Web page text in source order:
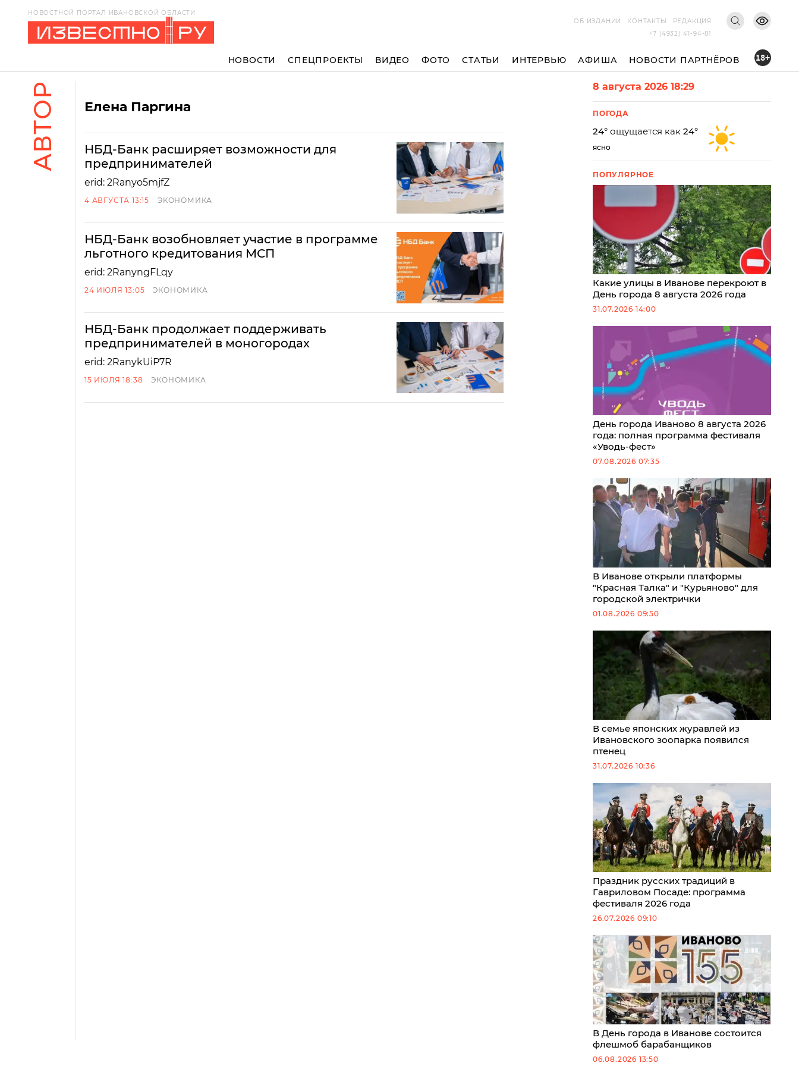
НОВОСТНОЙ ПОРТАЛ ИВАНОВСКОЙ ОБЛАСТИ
ОБ ИЗДАНИИ
КОНТАКТЫ
РЕДАКЦИЯ
+7 (4932) 41-94-81
НОВОСТИ СПЕЦПРОЕКТЫ ВИДЕО ФОТО СТАТЬИ ИНТЕРВЬЮ АФИША НОВОСТИ ПАРТНЁРОВ 18+
АВТОР Елена Паргина
НБД-Банк расширяет возможности для
предпринимателей
erid: 2Ranyo5mjfZ
4 АВГУСТА 13:15 ЭКОНОМИКА
НБД-Банк возобновляет участие в программе
льготного кредитования МСП
erid: 2RanyngFLqy
24 ИЮЛЯ 13:05 ЭКОНОМИКА
НБД-Банк продолжает поддерживать
предпринимателей в моногородах
erid: 2RanykUiP7R
15 ИЮЛЯ 18:38 ЭКОНОМИКА
8 августа 2026 18:29
ПОГОДА
24° ощущается как 24°
ясно
ПОПУЛЯРНОЕ
Какие улицы в Иванове перекроют в
День города 8 августа 2026 года
31.07.2026 14:00
День города Иваново 8 августа 2026
года: полная программа фестиваля
«Уводь-фест»
07.08.2026 07:35
В Иванове открыли платформы
"Красная Талка" и "Курьяново" для
городской электрички
01.08.2026 09:50
В семье японских журавлей из
Ивановского зоопарка появился
птенец
31.07.2026 10:36
Праздник русских традиций в
Гавриловом Посаде: программа
фестиваля 2026 года
26.07.2026 09:10
В День города в Иванове состоится
флешмоб барабанщиков
06.08.2026 13:50